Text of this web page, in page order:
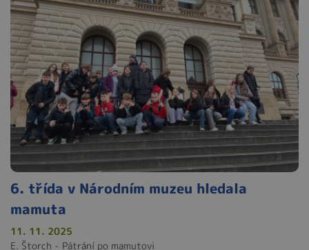
6. třída v Národním muzeu hledala
mamuta
11. 11. 2025
E. Štorch - Pátrání po mamutovi